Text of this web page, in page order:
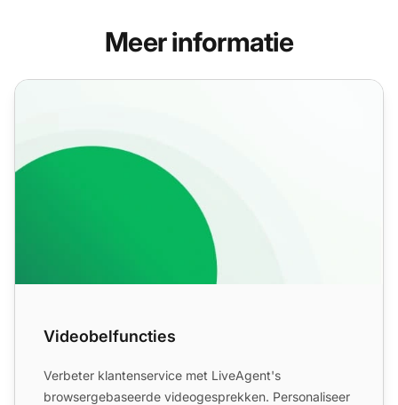
Meer informatie
Videobelfuncties
Videobelfuncties
Verbeter klantenservice met LiveAgent's
browsergebaseerde videogesprekken. Personaliseer